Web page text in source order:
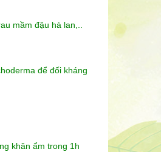
mầm đậu hà lan,..
để đối kháng
khăn ẩm trong 1h